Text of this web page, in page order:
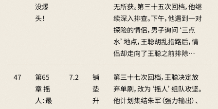
没爆
头！
无所获。第三十五次回档，他继
续深入排查。下午，他遇到一对
探险的情侣，男子询问‘三点
水’地点，王聪胡乱指路后，情
侣却走向了王聪之前排除…
47
第65
章 摇
人：最
7.2
铺
垫
升
第三十七次回档，王聪决定放
弃单刷，改为‘摇人’组队攻坚。
他计划集结朱军（强力输出）、